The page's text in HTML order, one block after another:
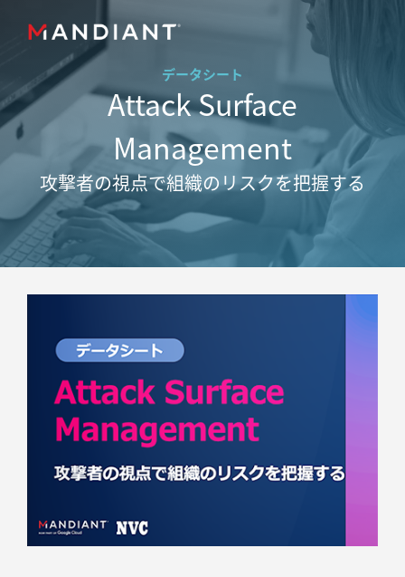
データシート
Attack Surface
Management
攻撃者の視点で組織のリスクを把握する